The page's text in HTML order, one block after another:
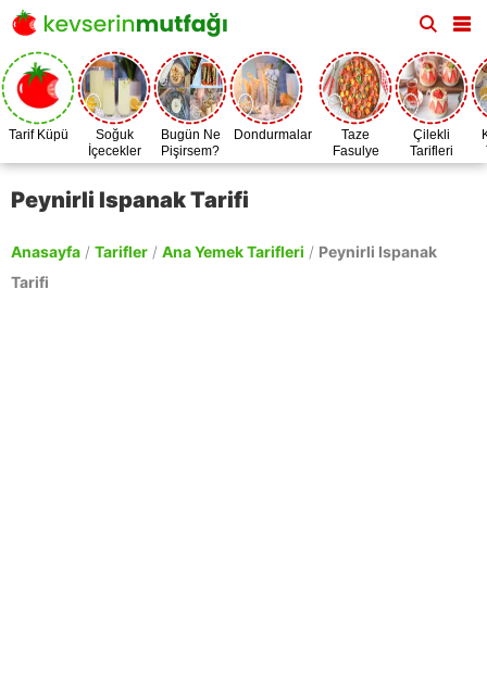
Tarif Küpü
Soğuk
İçecekler
Bugün Ne
Pişirsem?
Dondurmalar
Taze
Fasulye
Zamanı
Çilekli
Tarifleri
Peynirli Ispanak Tarifi
Anasayfa / Tarifler / Ana Yemek Tarifleri / Peynirli Ispanak
Tarifi